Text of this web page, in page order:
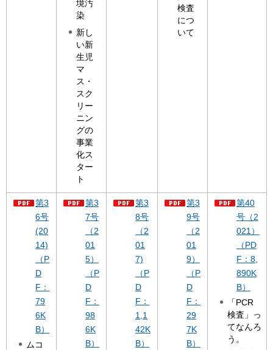
境汚
染
新し
い新
生児
マ
ス・
スク
リー
ニン
グの
事業
化ス
ター
ト
検査
につ
いて
第3
6号
(20
14)
（P
D
F：
79
6K
B）
ムコ
第3
7号
（2
01
5）
（P
D
F：
98
6K
B）
第3
8号
（2
01
7)
（P
D
F：
1,1
42K
B）
第3
9号
（2
01
9）
（P
D
F：
29
7K
B）
第40
号（2
021）
（PD
F：8,
890K
B）
「PCR
検査」っ
てなんろ
う。